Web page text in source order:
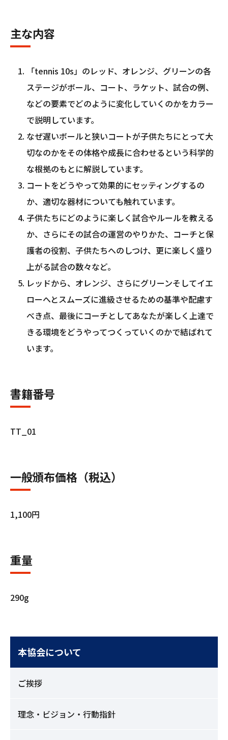
主な内容
「tennis 10s」のレッド、オレンジ、グリーンの各
ステージがボール、コート、ラケット、試合の例、
などの要素でどのように変化していくのかをカラー
で説明しています。
なぜ遅いボールと狭いコートが子供たちにとって大
切なのかをその体格や成長に合わせるという科学的
な根拠のもとに解説しています。
コートをどうやって効果的にセッティングするの
か、適切な器材についても触れています。
子供たちにどのように楽しく試合やルールを教える
か、さらにその試合の運営のやりかた、コーチと保
護者の役割、子供たちへのしつけ、更に楽しく盛り
上がる試合の数々など。
レッドから、オレンジ、さらにグリーンそしてイエ
ローへとスムーズに進級させるための基準や配慮す
べき点、最後にコーチとしてあなたが楽しく上達で
きる環境をどうやってつくっていくのかで結ばれて
います。
書籍番号
TT_01
一般頒布価格（税込）
1,100円
重量
290g
本協会について
ご挨拶
理念・ビジョン・行動指針